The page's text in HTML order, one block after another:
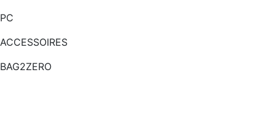
PC
ACCESSOIRES
BAG2ZERO